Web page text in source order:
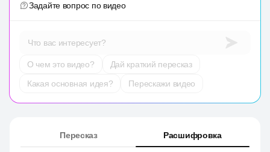
Задайте вопрос по видео
Что вас интересует?
О чем это видео?
Дай краткий пересказ
Какая основная идея?
Перескажи видео
Пересказ Расшифровка